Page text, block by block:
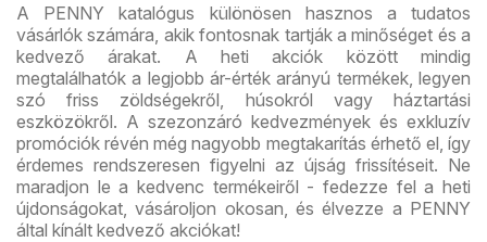
A PENNY katalógus különösen hasznos a tudatos
vásárlók számára, akik fontosnak tartják a minőséget és a
kedvező árakat. A heti akciók között mindig
megtalálhatók a legjobb ár-érték arányú termékek, legyen
szó friss zöldségekről, húsokról vagy háztartási
eszközökről. A szezonzáró kedvezmények és exkluzív
promóciók révén még nagyobb megtakarítás érhető el, így
érdemes rendszeresen figyelni az újság frissítéseit. Ne
maradjon le a kedvenc termékeiről - fedezze fel a heti
újdonságokat, vásároljon okosan, és élvezze a PENNY
által kínált kedvező akciókat!